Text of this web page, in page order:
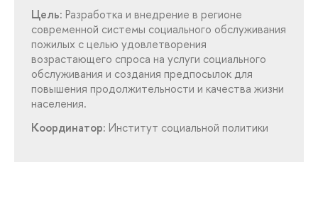
Цель: Разработка и внедрение в регионе
современной системы социального обслуживания
пожилых с целью удовлетворения
озрастающего спроса на услуги социального
обслуживания и создания предпосылок для
повышения продолжительности и качества жизни
населения.
Координатор: Институт социальной политики